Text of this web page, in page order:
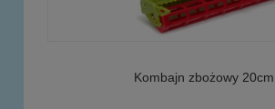
Kombajn zbożowy 20cm